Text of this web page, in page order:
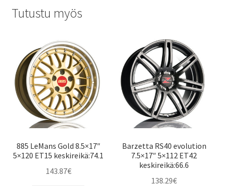
Tutustu myös
885 LeMans Gold 8.5×17″
5×120 ET15 keskireikä:74.1
143.87€
Barzetta RS40 evolution
7.5×17″ 5×112 ET42
keskireikä:66.6
138.29€